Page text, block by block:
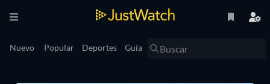
Nuevo Popular Deportes Guía